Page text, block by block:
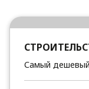
Самый